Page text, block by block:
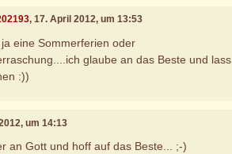
, 17. April 2012, um 13:53
eine Sommerferien oder
glaube an das Beste und lass
:))
um 14:13
an Gott und hoff auf das Beste... ;-)